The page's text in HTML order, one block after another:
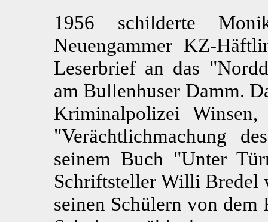
1956 schilderte
Neuengammer KZ-
Leserbrief an das
am Bullenhuser Damm.
Kriminalpolizei
"Verächtlichmachung
seinem Buch "Unter
Schriftsteller Willi Bredel
seinen Schülern von